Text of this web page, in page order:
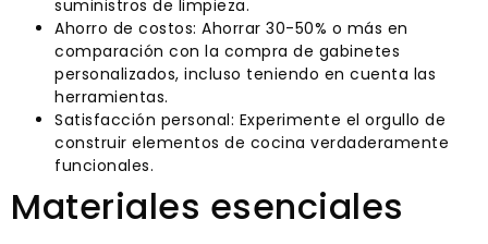
suministros de limpieza.
Ahorro de costos: Ahorrar 30-50% o más en
comparación con la compra de gabinetes
personalizados, incluso teniendo en cuenta las
herramientas.
Satisfacción personal: Experimente el orgullo de
construir elementos de cocina verdaderamente
funcionales.
Materiales esenciales